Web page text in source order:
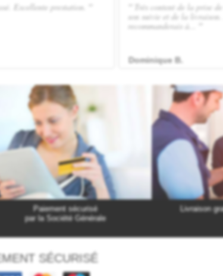
Paiement sécurisé
par la Société Générale
Livraison
SÉCURISÉ